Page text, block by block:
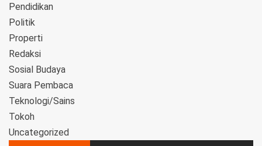
Pendidikan
Politik
Properti
Redaksi
Sosial Budaya
Suara Pembaca
Teknologi/Sains
Tokoh
Uncategorized